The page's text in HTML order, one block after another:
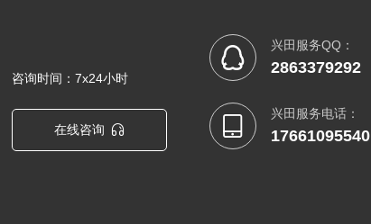
咨询时间：7x24小时
在线咨询 
 兴田服务QQ：
2863379292
 兴田服务电话：
17661095540